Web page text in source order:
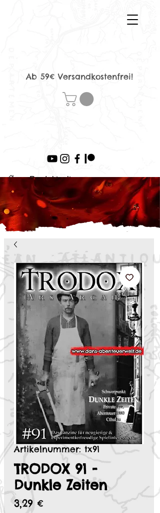
Ab 59€ Versandkostenfrei!
> Produktseite
Artikelnummer: tx91
TRODOX 91 -
Dunkle Zeiten
3,29 €